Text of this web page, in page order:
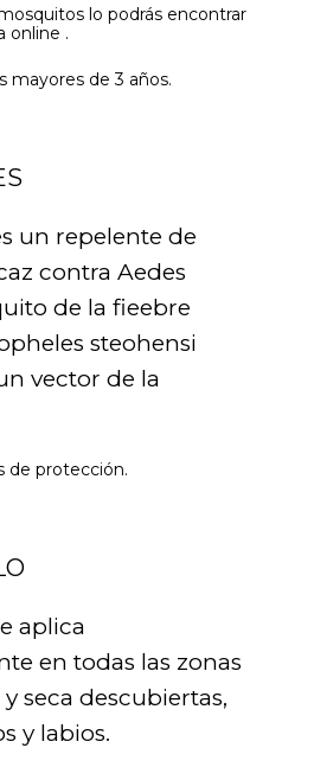
lo podrás encontrar
online .
mayores de 3 años.
un repelente de
contra Aedes
de la fieebre
steohensi
vector de la
de protección.
aplica
en todas las zonas
seca descubiertas,
y labios.